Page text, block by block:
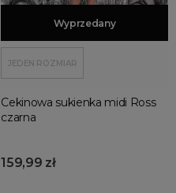
Dodaj do koszyka
Wyprzedany
JEDEN ROZMIAR
Cekinowa sukienka midi Ross
czarna
159,99 zł